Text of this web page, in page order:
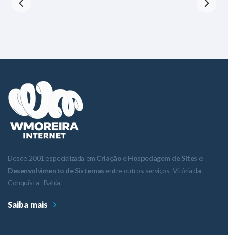
Desde 2001 especializada em Criação e Hospedagem de Sites e
Desenvolvimento de Sistemas entre outros serviços. Vitória da
Conquista - Bahia.
Saiba mais